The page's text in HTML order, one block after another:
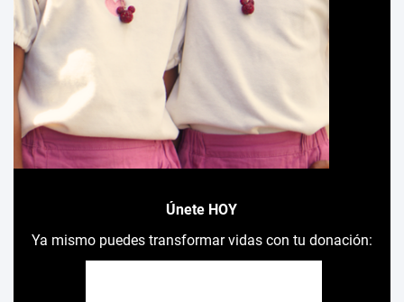
Únete HOY
Ya mismo puedes transformar vidas con tu donación: